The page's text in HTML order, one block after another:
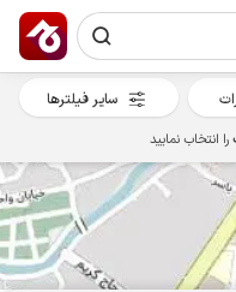
2.5میلیون ت 4.7
سایر فیلترها
را انتخاب نمایید